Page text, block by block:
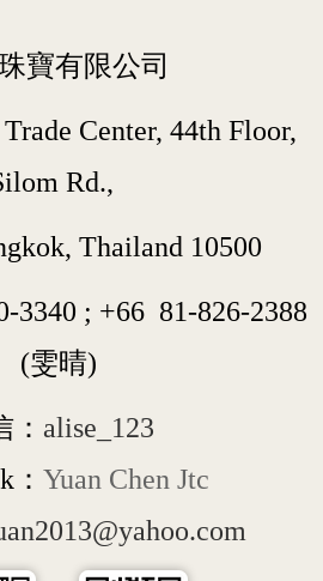
寶有限公司
Center, 44th Floor,
Rd.,
Thailand 10500
3340 ; +66 81-826-2388
(雯晴)
： alise_123
： Yuan Chen Jtc